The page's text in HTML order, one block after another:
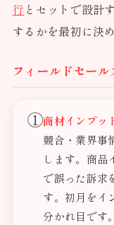
行 とセットで設計
するかを最初に決
フィールドセー
①商材インプッ
競合・業界事
します。商品
で誤った訴求
す。初月をイ
分かれ目です。